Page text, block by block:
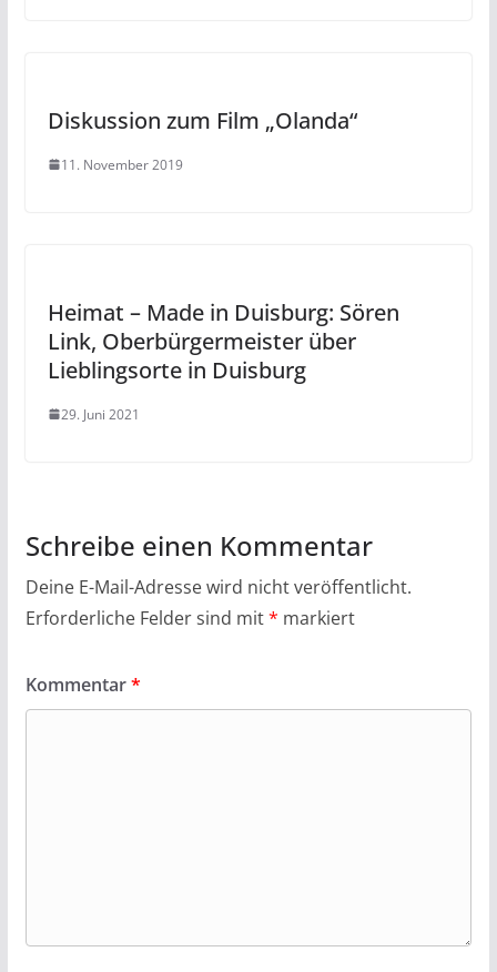
Diskussion zum Film „Olanda“
11. November 2019
Heimat – Made in Duisburg: Sören
Link, Oberbürgermeister über
Lieblingsorte in Duisburg
29. Juni 2021
Schreibe einen Kommentar
Deine E-Mail-Adresse wird nicht veröffentlicht.
Erforderliche Felder sind mit* markiert
Kommentar*